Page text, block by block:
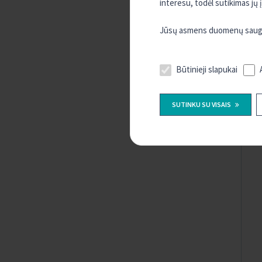
interesu, todėl sutikimas jų
Jūsų asmens duomenų
Būtinieji slapukai
SUTINKU SU VISAIS